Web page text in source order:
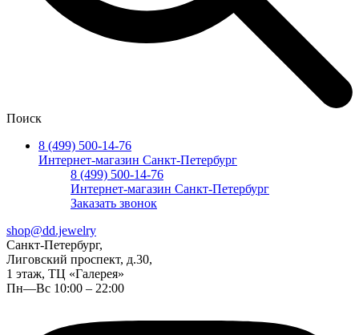
Поиск
8 (499) 500-14-76
Интернет-магазин Санкт-Петербург
8 (499) 500-14-76
Интернет-магазин Санкт-Петербург
Заказать звонок
shop@dd.jewelry
Санкт-Петербург,
Лиговский проспект, д.30,
1 этаж, ТЦ «Галерея»
Пн—Вс 10:00 – 22:00